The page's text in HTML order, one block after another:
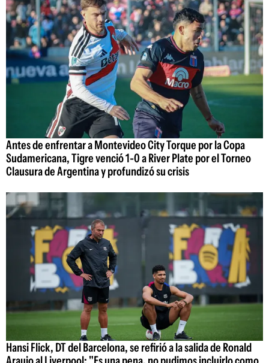
Antes de enfrentar a Montevideo City Torque por la Copa
Sudamericana, Tigre venció 1-0 a River Plate por el Torneo
Clausura de Argentina y profundizó su crisis
Hansi Flick, DT del Barcelona, se refirió a la salida de Ronald